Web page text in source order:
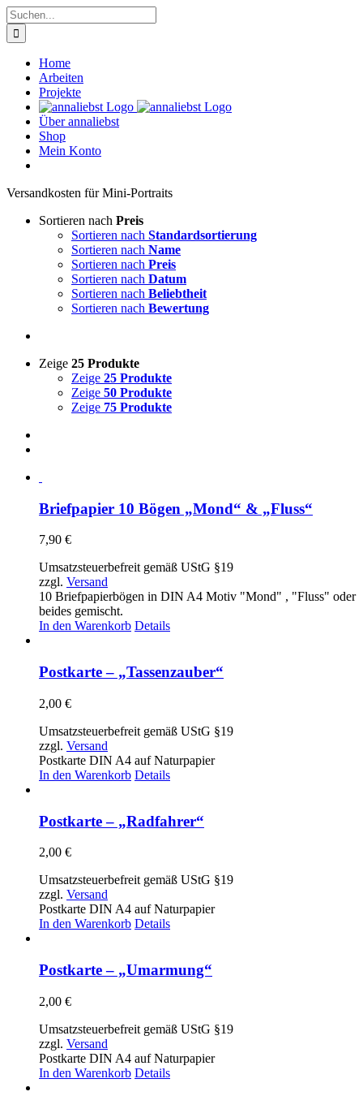
Zum
Inhalt
springen
Suche
nach:
Home
Arbeiten
Projekte
Über annaliebst
Shop
Mein Konto
Ver­sand­kos­ten für Mini-Por­traits
Sortieren nach Preis
Sortieren nach Standardsortierung
Sortieren nach Name
Sortieren nach Preis
Sortieren nach Datum
Sortieren nach Beliebtheit
Sortieren nach Bewertung
Zeige 25 Produkte
Zeige 25 Produkte
Zeige 50 Produkte
Zeige 75 Produkte
Briefpapier 10 Bögen „Mond“ & „Fluss“
7,90 €
Umsatzsteuerbefreit gemäß UStG §19
zzgl. Versand
10 Briefpapierbögen in DIN A4 Motiv "Mond" , "Fluss" oder
beides gemischt.
In den Warenkorb Details
Postkarte – „Tassenzauber“
2,00 €
Umsatzsteuerbefreit gemäß UStG §19
zzgl. Versand
Postkarte DIN A4 auf Naturpapier
In den Warenkorb Details
Postkarte – „Radfahrer“
2,00 €
Umsatzsteuerbefreit gemäß UStG §19
zzgl. Versand
Postkarte DIN A4 auf Naturpapier
In den Warenkorb Details
Postkarte – „Umarmung“
2,00 €
Umsatzsteuerbefreit gemäß UStG §19
zzgl. Versand
Postkarte DIN A4 auf Naturpapier
In den Warenkorb Details